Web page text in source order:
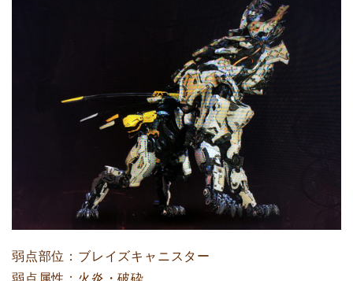
弱点部位：ブレイズキャニスター
弱点属性：火炎・破砕